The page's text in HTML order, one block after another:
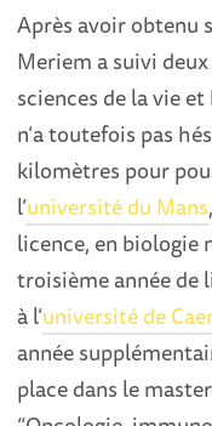
Après avoir obtenu
Meriem a suivi deux
sciences de la vie
n’a toutefois pas
kilomètres pour
l’université du Mans
licence, en biologie
troisième année de
à l’université de
année
place dans le